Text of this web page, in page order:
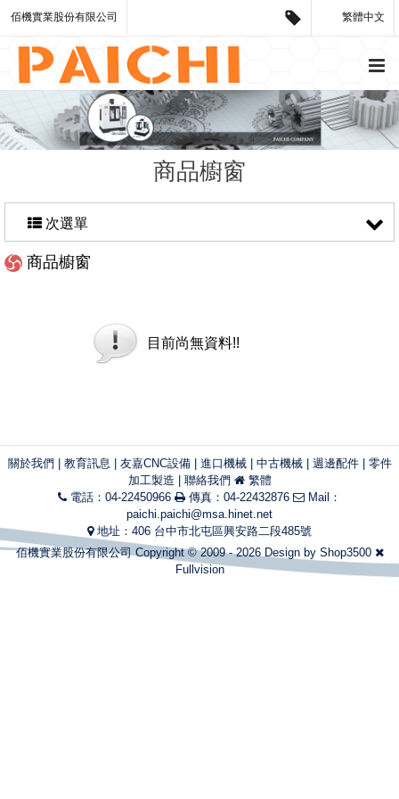
繁體中文
佰機實業股份有限公司
商品櫥窗
次選單
商品櫥窗
目前尚無資料!!
關於我們 教育訊息 友嘉CNC設備| 進口機械| 中古機械| 週邊配件| 零件
加工製造
聯絡我們
繁體
電話：04-22450966
傳真：04-22432876
Mail：
paichi.paichi@msa.hinet.net
地址：406 台中市北屯區興安路二段485號
佰機實業股份有限公司 Copyright © 2009 - 2026 Design by Shop3500
Fullvision